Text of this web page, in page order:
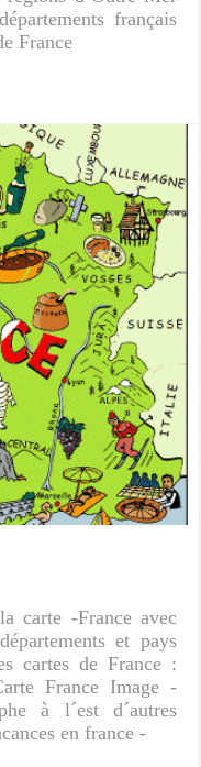
français
France
carte -France avec
et pays
cartes de France :
France Image -
à l´est d´autres
en france -